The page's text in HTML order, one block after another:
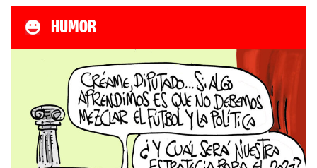
HUMOR